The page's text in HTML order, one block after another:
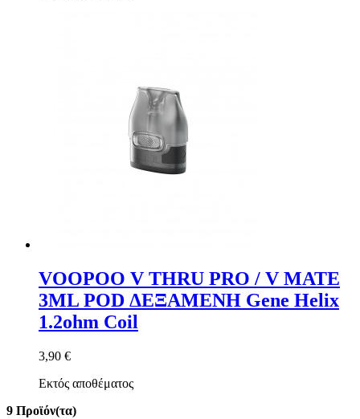
VOOPOO V THRU PRO / V MATE
3ML POD ΔΕΞΑΜΕΝΗ Gene Helix
1.2ohm Coil
3,90 €
Εκτός αποθέματος
9 Προϊόν(τα)